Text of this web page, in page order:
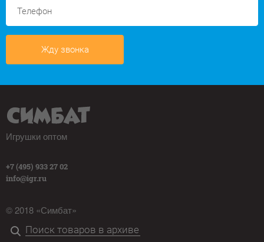
Жду звонка
Игрушки оптом
+7 (495) 933 27 02
info@igr.ru
© 2018 «Симбат»